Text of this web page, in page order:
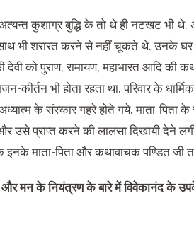
कुशाग्र बुद्धि के तो थे ही नटखट भी
भी शरारत करने से नहीं चूकते थे. उनके घर में
देवी को पुराण, रामायण, महाभारत आदि
कीर्तन भी होता रहता था. परिवार के
के संस्कार गहरे होते गये. माता-
उसे प्राप्त करने की लालसा दिखायी देने
इनके माता-पिता और कथावाचक पण्डित
मन के नियंत्रण के बारे में विवेकानंद के